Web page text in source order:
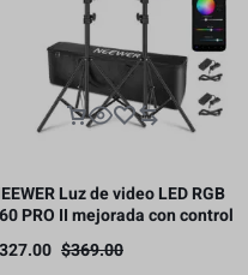
Luz de video LED RGB
PRO II mejorada con control
aplicación
$369.00
327.00